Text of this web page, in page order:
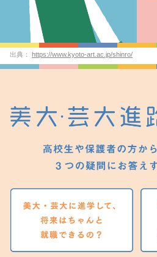
出典： https://www.kyoto-art.ac.jp/shinro/